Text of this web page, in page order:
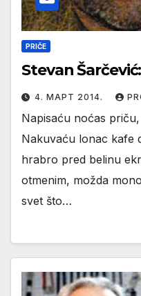
PRIČE
Stevan
4. МАРТ 2014.
Napisaću noćas
Nakuvaću lonac kafe
hrabro pred belinu
otmenim, možda
svet što…